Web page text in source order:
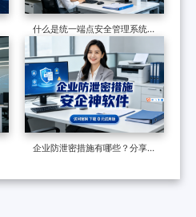
什么是统一端点安全管理系统？
六个核心功能了解它的真面目
企业防泄密措施有哪些？分享一
维度措施